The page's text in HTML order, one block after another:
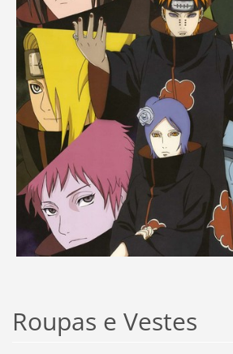
Roupas e Vestes